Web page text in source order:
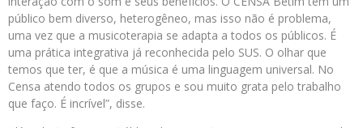
público bem diverso, heterogêneo, mas isso não é problema,
uma vez que a musicoterapia se adapta a todos os públicos. É
uma prática integrativa já reconhecida pelo SUS. O olhar que
temos que ter, é que a música é uma linguagem universal. No
Censa atendo todos os grupos e sou muito grata pelo trabalho
que faço. É incrível”, disse.